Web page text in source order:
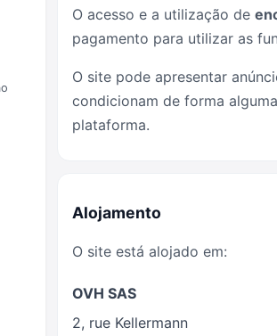
O acesso e a utilização de
pagamento para utilizar as
O site pode apresentar
condicionam de forma
plataforma.
Alojamento
O site está alojado em:
OVH SAS
2, rue Kellermann